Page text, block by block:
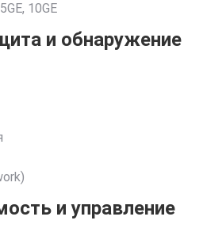
10GE
и обнаружение
и управление